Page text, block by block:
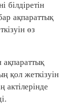
білдіретін
ақпараттық
өз
қол жеткізуін